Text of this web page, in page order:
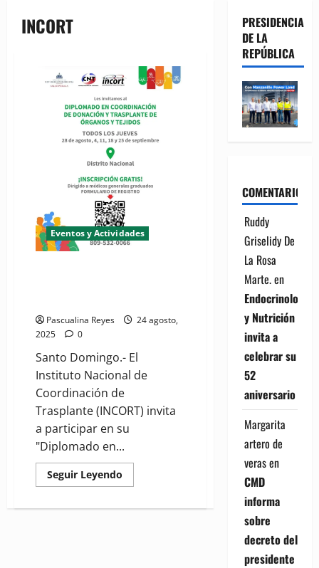
INCORT
Eventos y Actividades
Pascualina Reyes
24 agosto,
2025
0
Santo Domingo.- El
Instituto Nacional de
Coordinación de
Trasplante (INCORT) invita
a participar en su
"Diplomado en...
Seguir Leyendo
more
invita
PRESIDENCIA
DE LA
REPÚBLICA
COMENTARIOS
Ruddy
Griselidy De
La Rosa
Marte.en
Endocrinología
y Nutrición
invita a
celebrar su
52
aniversario
Margarita
artero de
verasen
CMD
informa
sobre
decreto del
presidente